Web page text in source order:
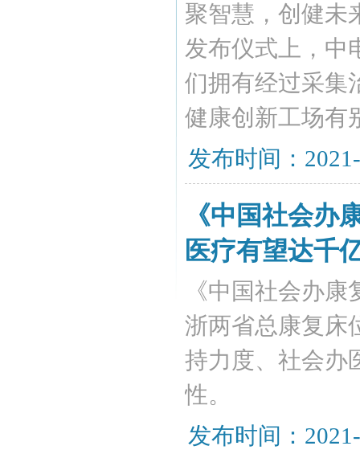
聚智慧，创健未
发布仪式上，中
们拥有经过采集
健康创新工场有
发布时间：
《中国社会办
医疗有望达千
《中国社会办
浙两省总康复床
持力度、社会办
性。
发布时间：